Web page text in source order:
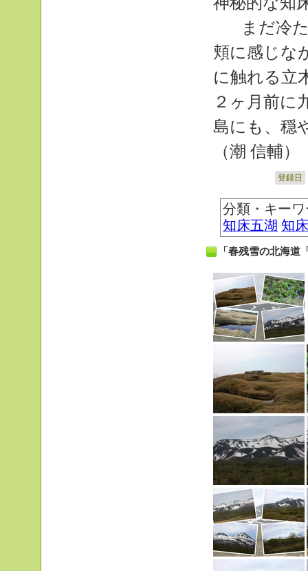
まだ冷
頬に感じな
に触れる立
２ヶ月前に
島にも、穏
（潮 信輔）
登録日
分類・キー
知床五湖 知
「春残雪の北海